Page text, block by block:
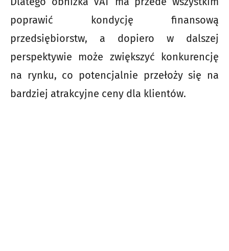
poprawić kondycję finansową
przedsiębiorstw, a dopiero w dalszej
perspektywie może zwiększyć konkurencję
na rynku, co potencjalnie przełoży się na
bardziej atrakcyjne ceny dla klientów.